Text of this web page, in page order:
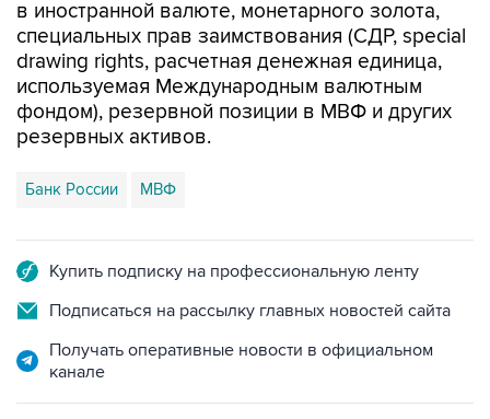
в иностранной валюте, монетарного золота,
специальных прав заимствования (СДР, special
drawing rights, расчетная денежная единица,
используемая Международным валютным
фондом), резервной позиции в МВФ и других
резервных активов.
Банк России МВФ
Купить подписку на профессиональную ленту
Подписаться на рассылку главных новостей сайта
Получать оперативные новости в официальном
канале